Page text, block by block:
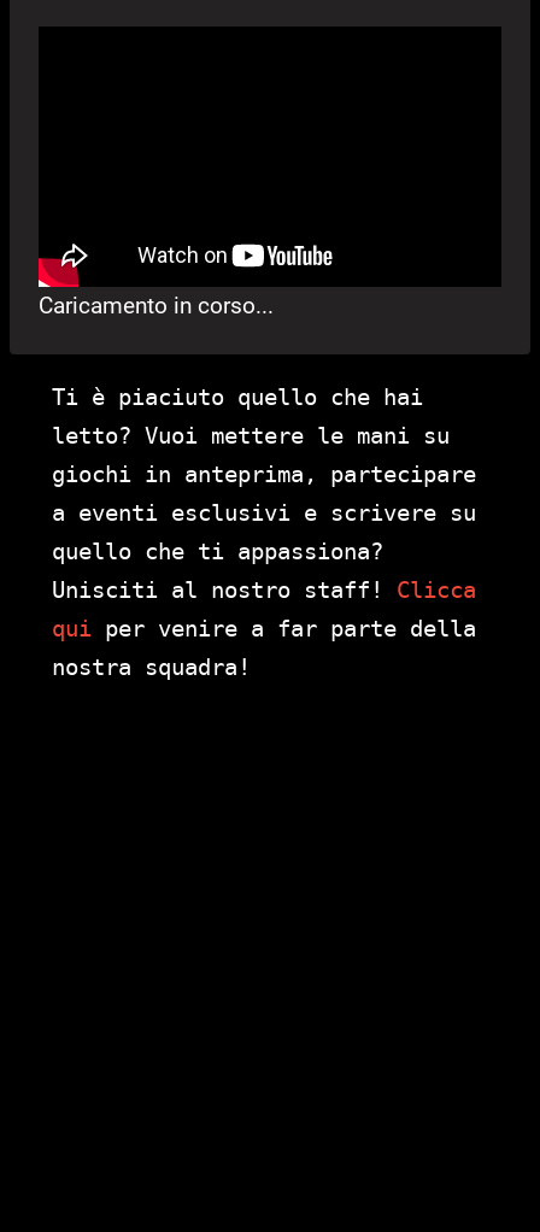
Caricamento in corso...
Ti è piaciuto quello che hai
letto? Vuoi mettere le mani su
giochi in anteprima, partecipare
a eventi esclusivi e scrivere su
quello che ti appassiona?
Unisciti al nostro staff! Clicca
qui per venire a far parte della
nostra squadra!